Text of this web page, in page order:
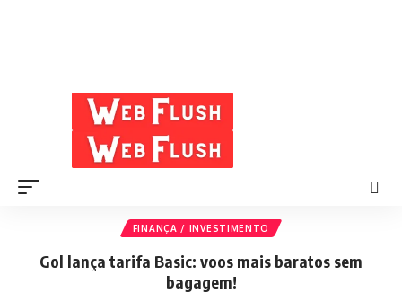
FINANÇA / INVESTIMENTO
Gol lança tarifa Basic: voos mais baratos sem
bagagem!